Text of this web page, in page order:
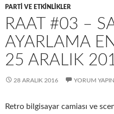
PARTI VE ETKINLIKLER
RAAT #03 –
AYARLAMA
25 ARALIK
28 ARALIK 2016 YORUM YAPIN
Retro bilgisayar camiası ve